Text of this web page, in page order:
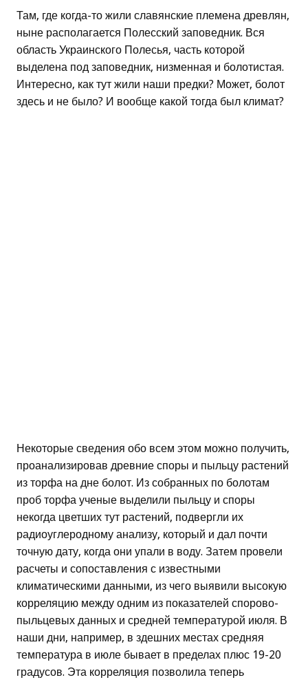
Там, где когда-то жили славянские племена древлян,
ныне располагается Полесский заповедник. Вся
область Украинского Полесья, часть которой
выделена под заповедник, низменная и болотистая.
Интересно, как тут жили наши предки? Может, болот
здесь и не было? И вообще какой тогда был климат?
Некоторые сведения обо всем этом можно получить,
проанализировав древние споры и пыльцу растений
из торфа на дне болот. Из собранных по болотам
проб торфа ученые выделили пыльцу и споры
некогда цветших тут растений, подвергли их
радиоуглеродному анализу, который и дал почти
точную дату, когда они упали в воду. Затем провели
расчеты и сопоставления с известными
климатическими данными, из чего выявили высокую
корреляцию между одним из показателей спорово-
пыльцевых данных и средней температурой июля. В
наши дни, например, в здешних местах средняя
температура в июле бывает в пределах плюс 19-20
градусов. Эта корреляция позволила теперь